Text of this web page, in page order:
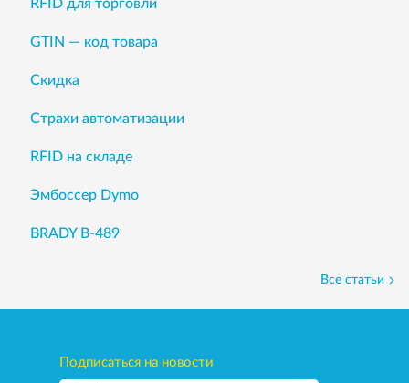
RFID для торговли
GTIN — код товара
Скидка
Страхи автоматизации
RFID на складе
Эмбоссер Dymo
BRADY B-489
Все статьи
Подписаться на новости